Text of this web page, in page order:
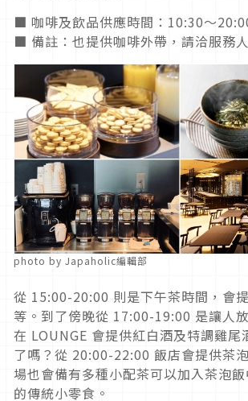
■ 咖啡及飲品供應時間：10:30～
■ 備註：也提供咖啡外帶，請洽服務
photo by Japaholic編輯部
從 15:00-20:00 則是下午茶時間，會
等。到了傍晚從 17:00-19:00 是讓人
在 LOUNGE 會提供紅白酒及特調雞尾
了嗎？從 20:00-22:00 飯店會提供茶
場也會備有多種小配茶可以加入茶泡
的傳統小零食。